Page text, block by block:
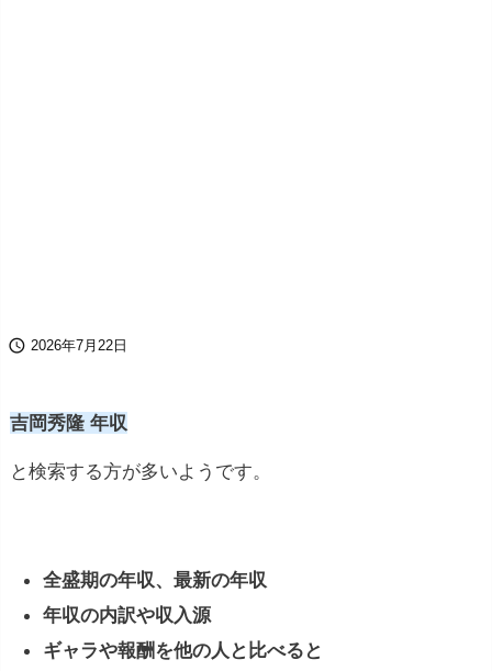
 2026年7月22日
吉岡秀隆 年収
と検索する方が多いようです。
全盛期の年収、最新の年収
年収の内訳や収入源
ギャラや報酬を他の人と比べると